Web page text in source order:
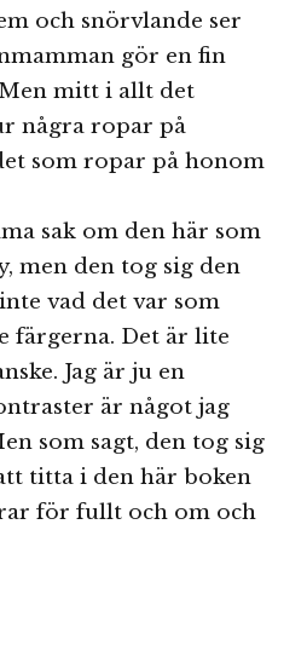
och snörvlande ser
gör en fin
mitt i allt det
några ropar på
som ropar på honom
sak om den här som
men den tog sig den
vad det var som
färgerna. Det är lite
Jag är ju en
är något jag
som sagt, den tog sig
titta i den här boken
för fullt och om och